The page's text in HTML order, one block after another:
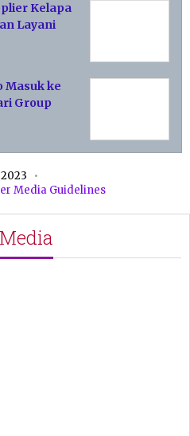
Kelapa
Layani
Masuk ke
Group
Media Guidelines